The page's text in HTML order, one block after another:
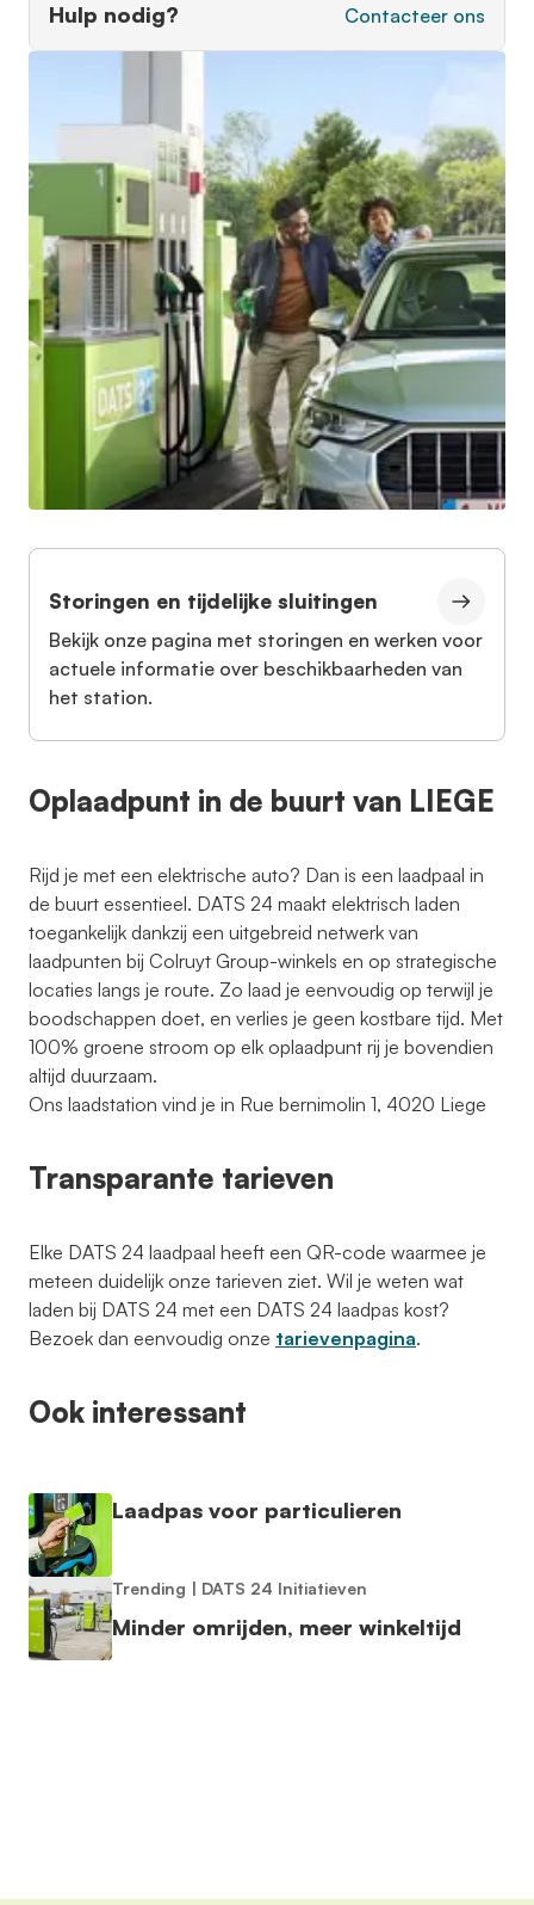
Hulp nodig? Contacteer ons
Storingen en tijdelijke sluitingen
Bekijk onze pagina met storingen en werken voor
actuele informatie over beschikbaarheden van
het station.
Oplaadpunt in de buurt van LIEGE
Rijd je met een elektrische auto? Dan is een laadpaal in
de buurt essentieel. DATS 24 maakt elektrisch laden
toegankelijk dankzij een uitgebreid netwerk van
laadpunten bij Colruyt Group-winkels en op strategische
locaties langs je route. Zo laad je eenvoudig op terwijl je
boodschappen doet, en verlies je geen kostbare tijd. Met
100% groene stroom op elk oplaadpunt rij je bovendien
altijd duurzaam.
Ons laadstation vind je in Rue bernimolin 1, 4020 Liege
Transparante tarieven
Elke DATS 24 laadpaal heeft een QR-code waarmee je
meteen duidelijk onze tarieven ziet. Wil je weten wat
laden bij DATS 24 met een DATS 24 laadpas kost?
Bezoek dan eenvoudig onze tarievenpagina.
Ook interessant
Laadpas voor particulieren
Trending | DATS 24 Initiatieven
Minder omrijden, meer winkeltijd